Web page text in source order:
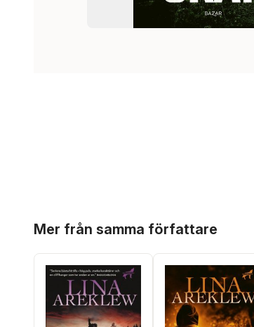
Mer från samma författare